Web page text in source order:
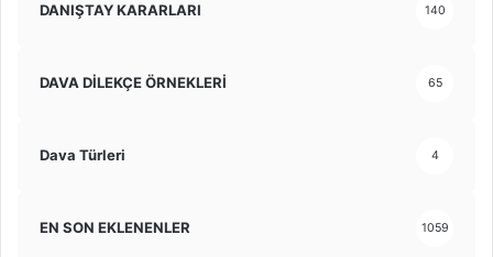
DANIŞTAY KARARLARI 140
DAVA DİLEKÇE ÖRNEKLERİ 65
Dava Türleri 4
EN SON EKLENENLER 1059